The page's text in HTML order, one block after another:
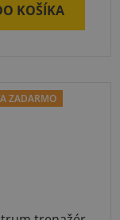
KOŠÍKA
ZADARMO